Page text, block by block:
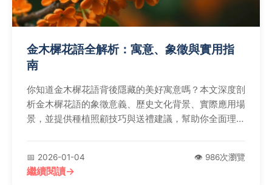
金木樨花語全解析：寓意、象徵與實用指
南
你知道金木樨花語背後隱藏的美好寓意嗎？本文深度剖
析金木樨花語的象徵意義、歷史文化背景、實際應用場
景，並提供種植照顧技巧與送禮建議，幫助你全面理解
📅 2026-01-04 👁️ 986次瀏覽
繼續閱讀